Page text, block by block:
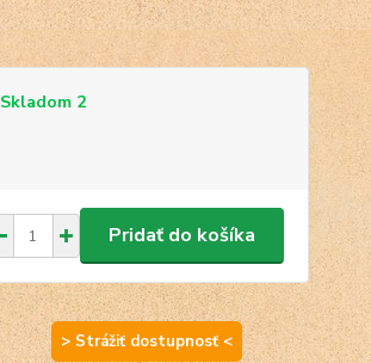
Skladom 2
Pridať do košíka
> Strážiť dostupnosť <